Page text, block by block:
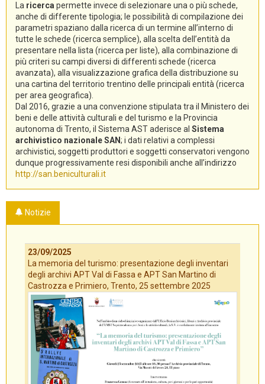
La ricerca permette invece di selezionare una o più schede,
anche di differente tipologia; le possibilità di compilazione dei
parametri spaziano dalla ricerca di un termine all’interno di
tutte le schede (ricerca semplice), alla scelta dell’entità da
presentare nella lista (ricerca per liste), alla combinazione di
più criteri su campi diversi di differenti schede (ricerca
avanzata), alla visualizzazione grafica della distribuzione su
una cartina del territorio trentino delle principali entità (ricerca
per area geografica).
Dal 2016, grazie a una convenzione stipulata tra il Ministero dei
beni e delle attività culturali e del turismo e la Provincia
autonoma di Trento, il Sistema AST aderisce al Sistema
archivistico nazionale SAN; i dati relativi a complessi
archivistici, soggetti produttori e soggetti conservatori vengono
dunque progressivamente resi disponibili anche all’indirizzo
http://san.beniculturali.it
Notizie
23/09/2025
La memoria del turismo: presentazione degli inventari
degli archivi APT Val di Fassa e APT San Martino di
Castrozza e Primiero, Trento, 25 settembre 2025